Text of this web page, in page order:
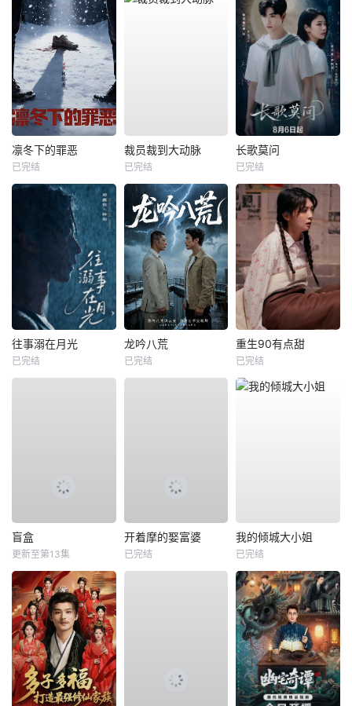
凛冬下的罪恶
已完结
裁员裁到大动脉
已完结
长歌莫问
已完结
往事溺在月光
已完结
龙吟八荒
已完结
重生90有点甜
已完结
盲盒
更新至第13集
开着摩的娶富婆
已完结
我的倾城大小姐
已完结